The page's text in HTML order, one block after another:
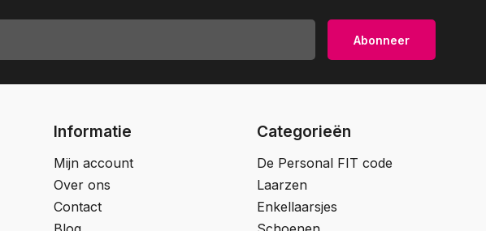
Abonneer
Informatie
Mijn account
Over ons
Contact
Categorieën
De Personal FIT code
Laarzen
Enkellaarsjes